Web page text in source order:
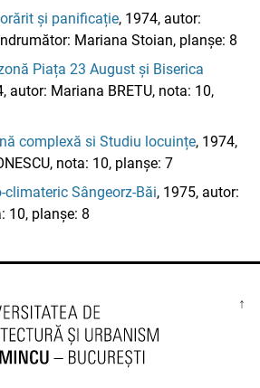
și panificație, 1974, autor:
Mariana Stoian, planșe: 8
Piața 23 August și Biserica
autor: Mariana BRETU, nota: 10,
complexă si Studiu locuințe, 1974,
nota: 10, planșe: 7
climateric Sângeorz-Băi, 1975, autor:
10, planșe: 8
↑